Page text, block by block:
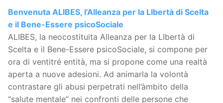
Benvenuta ALIBES, l’Alleanza per la LIbertà di Scelta
e il Bene-Essere psicoSociale
ALIBES, la neocostituita Alleanza per la LIbertà di
Scelta e il Bene-Essere psicoSociale, si compone per
ora di ventitré entità, ma si propone come una realtà
aperta a nuove adesioni. Ad animarla la volontà
contrastare gli abusi perpetrati nell’àmbito della
“salute mentale” nei confronti delle persone che